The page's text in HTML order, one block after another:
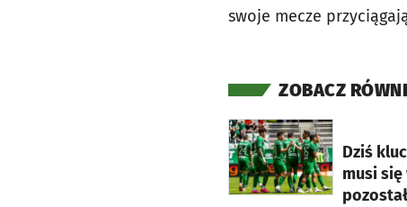
swoje mecze
ZOBACZ
Dziś
musi się
otworzy się w nowej